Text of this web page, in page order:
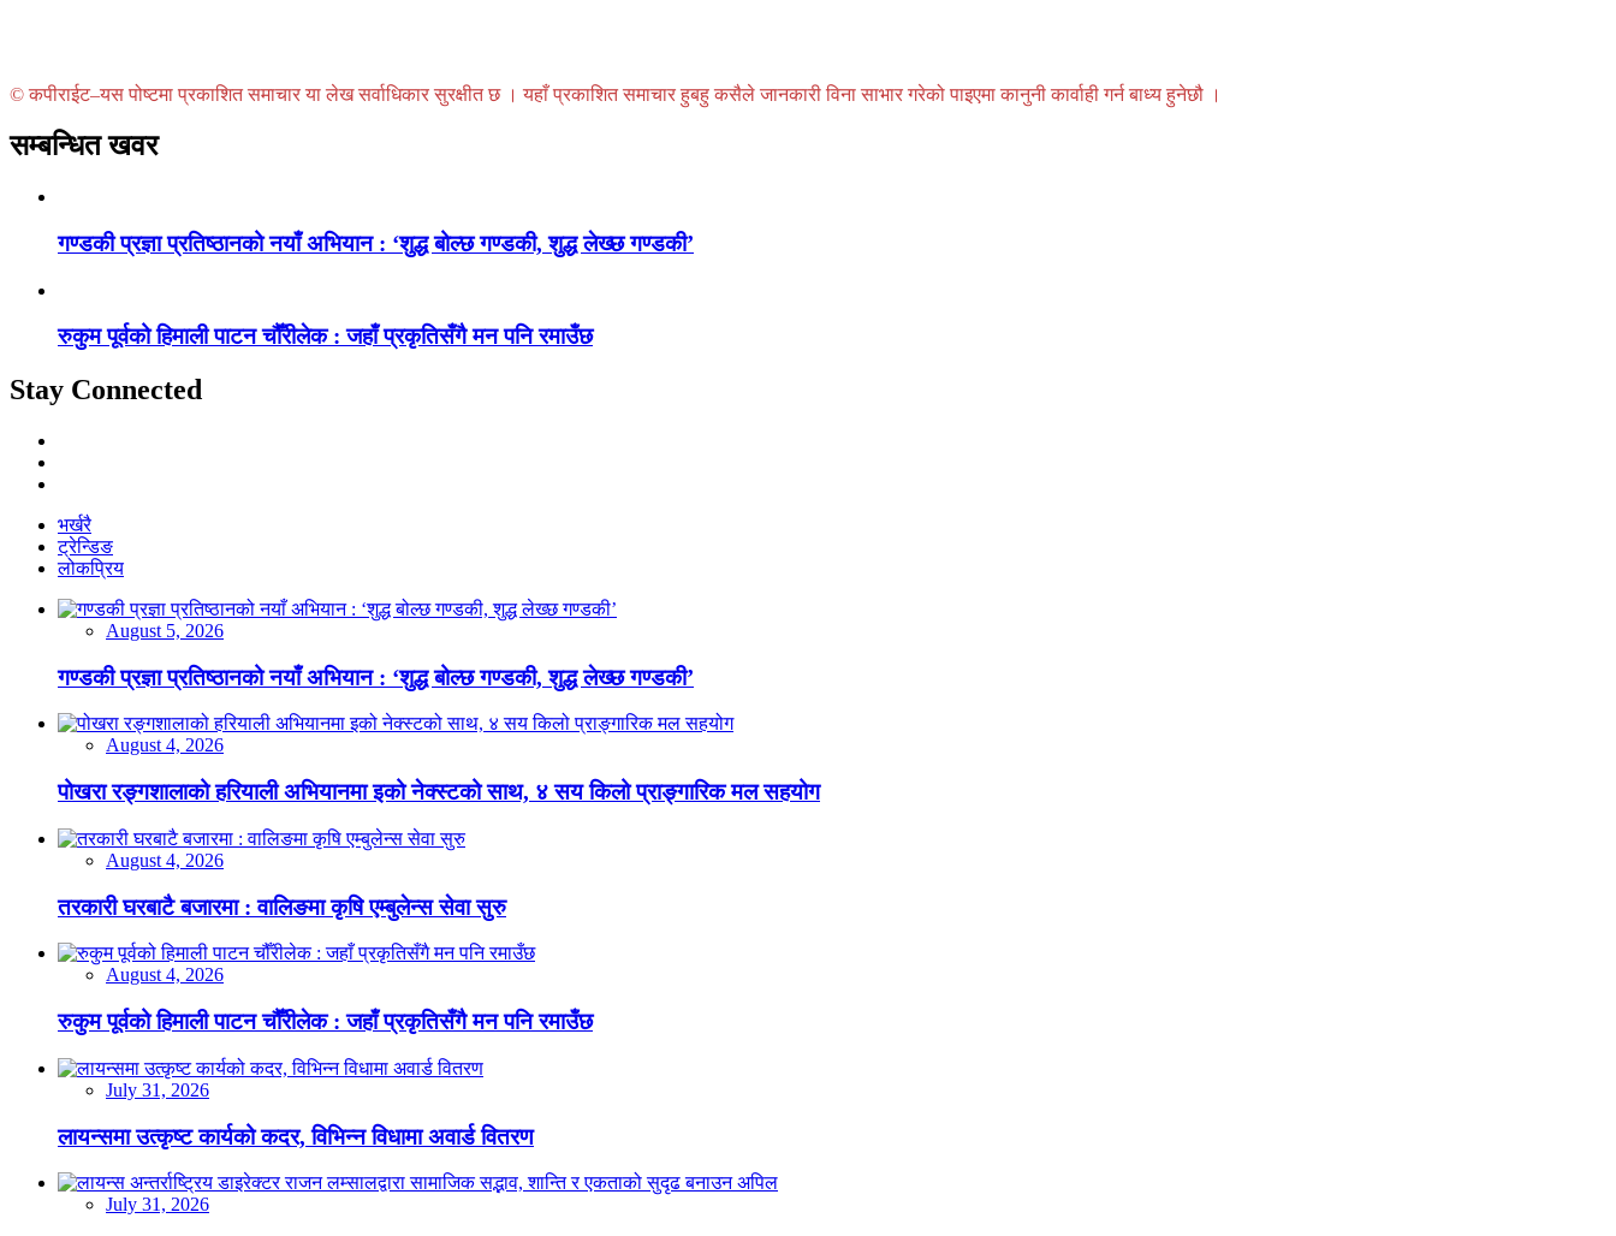
© कपीराईट–यस पोष्टमा प्रकाशित समाचार या लेख सर्वाधिकार सुरक्षीत छ । यहाँ प्रकाशित समाचार हुबहु कसैले जानकारी विना साभार गरेको पाइएमा कानुनी कार्वाही गर्न बाध्य हुनेछौ ।
सम्बन्धित खवर
गण्डकी प्रज्ञा प्रतिष्ठानको नयाँ अभियान : ‘शुद्ध बोल्छ गण्डकी, शुद्ध लेख्छ गण्डकी’
रुकुम पूर्वको हिमाली पाटन चौँरीलेक : जहाँ प्रकृतिसँगै मन पनि रमाउँछ
Stay Connected
भर्खरै
ट्रेन्डिङ
लोकप्रिय
August 5, 2026
गण्डकी प्रज्ञा प्रतिष्ठानको नयाँ अभियान : ‘शुद्ध बोल्छ गण्डकी, शुद्ध लेख्छ गण्डकी’
August 4, 2026
पोखरा रङ्गशालाको हरियाली अभियानमा इको नेक्स्टको साथ, ४ सय किलो प्राङ्गारिक मल सहयोग
August 4, 2026
तरकारी घरबाटै बजारमा : वालिङमा कृषि एम्बुलेन्स सेवा सुरु
August 4, 2026
रुकुम पूर्वको हिमाली पाटन चौँरीलेक : जहाँ प्रकृतिसँगै मन पनि रमाउँछ
July 31, 2026
लायन्समा उत्कृष्ट कार्यको कदर, विभिन्न विधामा अवार्ड वितरण
July 31, 2026